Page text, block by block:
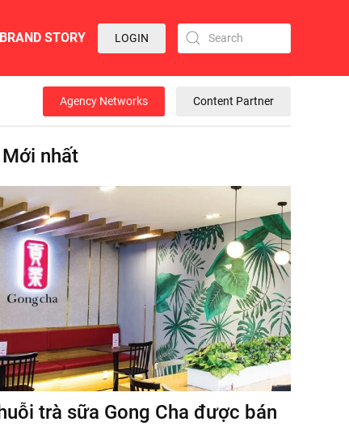
BRAND STORY LOGIN
Agency Networks Content Partner
Mới nhất
trà sữa Gong Cha được bán